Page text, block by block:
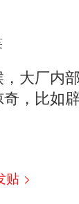
大厂内
，比如
贴